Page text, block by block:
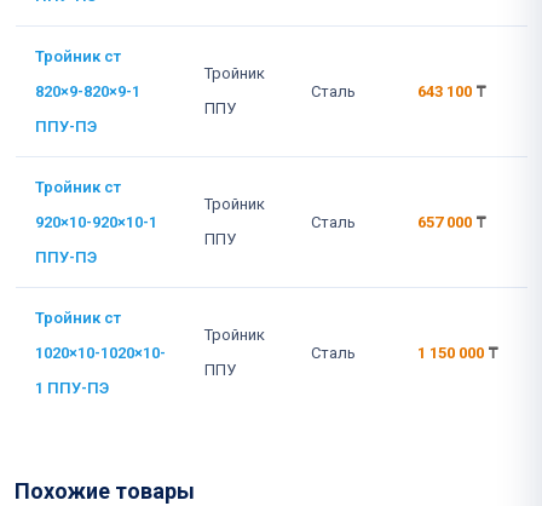
Тройник ст
820×9-820×9-1
ППУ-ПЭ
Тройник
ППУ
Сталь 643 100 ₸
Тройник ст
920×10-920×10-1
ППУ-ПЭ
Тройник
ППУ
Сталь 657 000 ₸
Тройник ст
1020×10-1020×10-
1 ППУ-ПЭ
Тройник
ППУ
Сталь 1 150 000 ₸
Похожие товары